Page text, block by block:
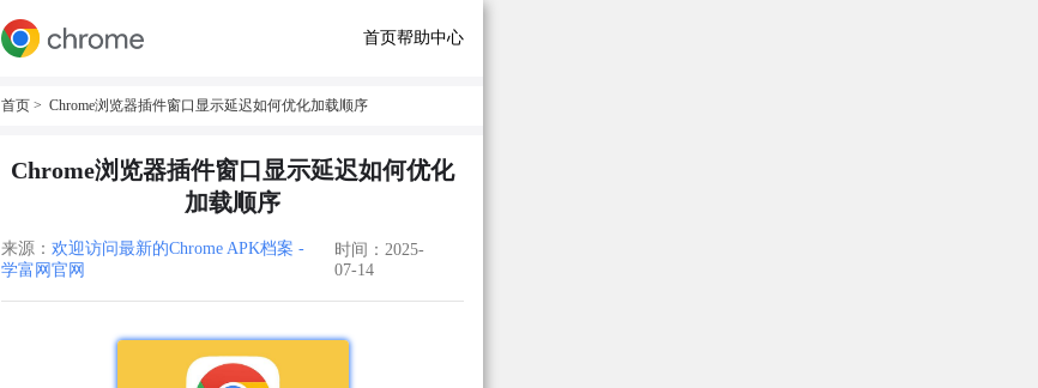
首页帮助中心
首页 > Chrome浏览器插件窗口显示延迟如何优化加载顺序
Chrome浏览器插件窗口显示延迟如何优化
加载顺序
来源： 欢迎访问最新的Chrome APK档案 -
学富网官网
时间：2025-
07-14